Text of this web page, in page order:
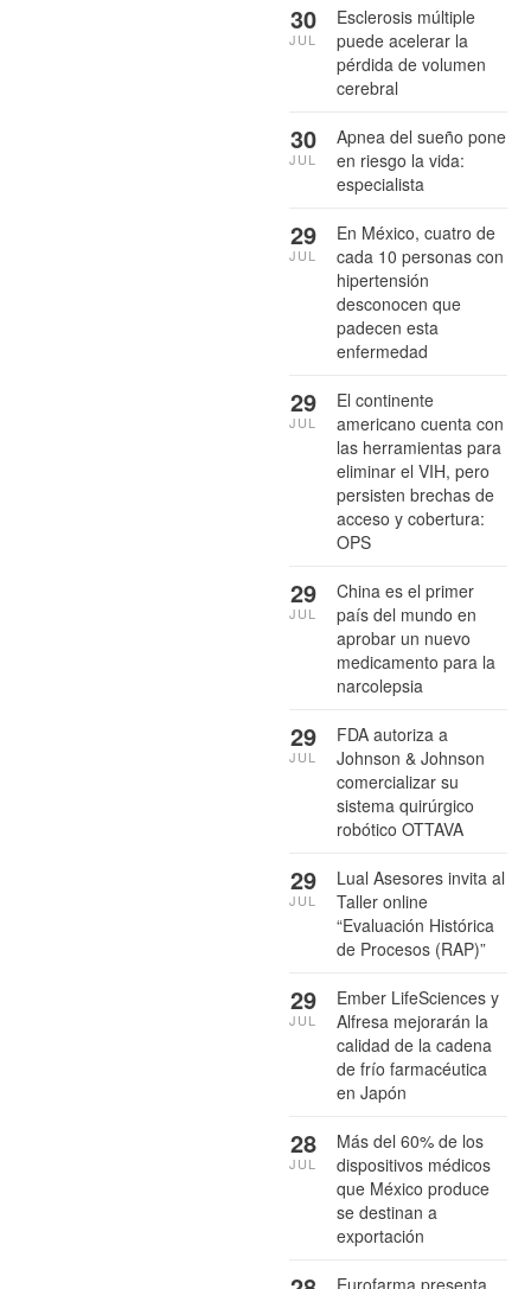
Esclerosis múltiple
puede acelerar la
pérdida de volumen
cerebral
30
JUL
Apnea del sueño pone
en riesgo la vida:
especialista
30
JUL
En México, cuatro de
cada 10 personas con
hipertensión
desconocen que
padecen esta
enfermedad
29
JUL
El continente
americano cuenta con
las herramientas para
eliminar el VIH, pero
persisten brechas de
acceso y cobertura:
OPS
29
JUL
China es el primer
país del mundo en
aprobar un nuevo
medicamento para la
narcolepsia
29
JUL
FDA autoriza a
Johnson & Johnson
comercializar su
sistema quirúrgico
robótico OTTAVA
29
JUL
Lual Asesores invita al
Taller online
“Evaluación Histórica
de Procesos (RAP)”
29
JUL
Ember LifeSciences y
Alfresa mejorarán la
calidad de la cadena
de frío farmacéutica
en Japón
29
JUL
Más del 60% de los
dispositivos médicos
que México produce
se destinan a
exportación
28
JUL